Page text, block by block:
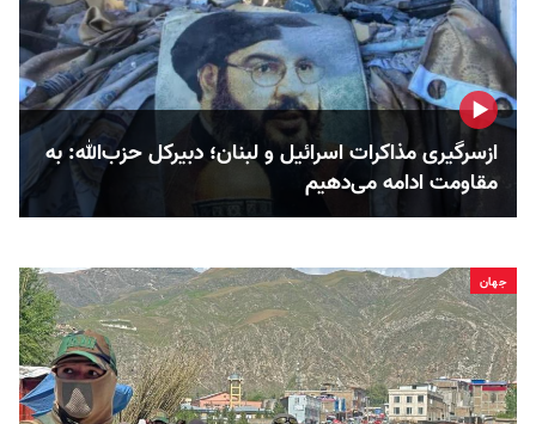
ازسرگیری مذاکرات اسرائیل و لبنان؛ دبیرکل حزب‌الله: به
مقاومت ادامه می‌دهیم
جهان